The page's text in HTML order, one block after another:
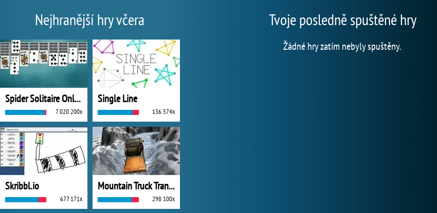
Nejhranější hry včera
Spider Solitaire Online
7 020 200x
Single Line
136 574x
Skribbl.io
677 171x
Mountain Truck Transport
298 100x
Tvoje posledně spuštěné hry
Žádné hry zatím nebyly spuštěny.